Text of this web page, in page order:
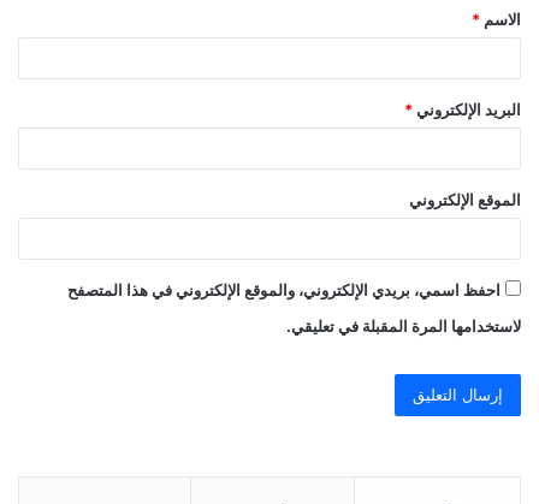
*
الاسم *
البريد الإلكتروني *
الموقع الإلكتروني
احفظ اسمي، بريدي الإلكتروني، والموقع الإلكتروني في هذا المتصفح
لاستخدامها المرة المقبلة في تعليقي.